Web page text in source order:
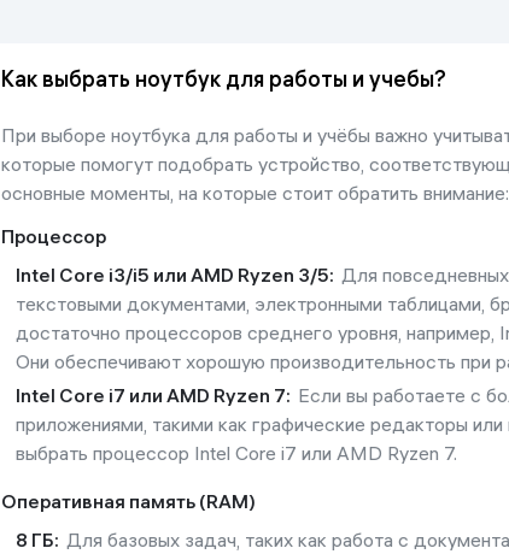
Как выбрать ноутбук для работы и учебы?
При выборе ноутбука для работы и учёбы важно
которые помогут подобрать устройство,
основные моменты, на которые стоит обратить внимание:
Процессор
Intel Core i3/i5 или AMD Ryzen 3/5: Для повседневных
текстовыми документами, электронными таблицами,
достаточно процессоров среднего уровня,
Они обеспечивают хорошую производительность при
Intel Core i7 или AMD Ryzen 7: Если вы работаете с
приложениями, такими как графические редакторы
выбрать процессор Intel Core i7 или AMD Ryzen 7.
Оперативная память (RAM)
8 ГБ: Для базовых задач, таких как работа с